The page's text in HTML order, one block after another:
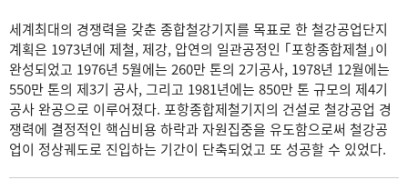
세계최대의 경쟁력을 갖춘 종합철강기지를 목표로 한 철강공업단지
계획은 1973년에 제철, 제강, 압연의 일관공정인 ｢포항종합제철｣이
완성되었고 1976년 5월에는 260만 톤의 2기공사, 1978년 12월에는
550만 톤의 제3기 공사, 그리고 1981년에는 850만 톤 규모의 제4기
공사 완공으로 이루어졌다. 포항종합제철기지의 건설로 철강공업 경
쟁력에 결정적인 핵심비용 하락과 자원집중을 유도함으로써 철강공
업이 정상궤도로 진입하는 기간이 단축되었고 또 성공할 수 있었다.